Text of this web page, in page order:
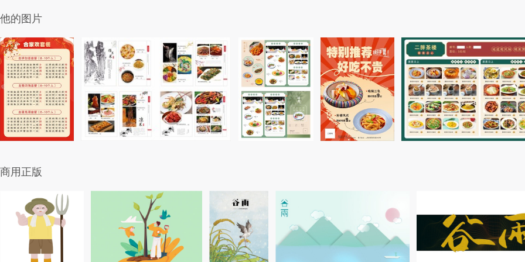
他的图片
商用正版